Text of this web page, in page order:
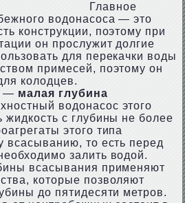
Главное
водонасоса — это
конструкции, поэтому при
он прослужит долгие
для перекачки воды
примесей, поэтому он
колодцев.
— малая глубина
водонасос этого
жидкость с глубины не более
этого типа
всасыванию, то есть перед
залить водой.
всасывания применяют
которые позволяют
до пятидесяти метров.